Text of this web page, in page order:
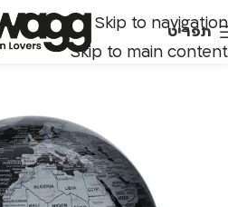
Skip to navigation
Skip to main content
תפריט